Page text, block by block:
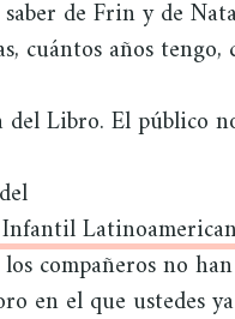
de Frin y de
cuántos años
del Libro. El público
compañeros no
en el que ustedes